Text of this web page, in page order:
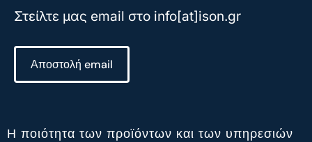
Στείλτε μας email στο info[at]ison.gr
Αποστολή email
Η ποιότητα των προϊόντων και των υπηρεσιών